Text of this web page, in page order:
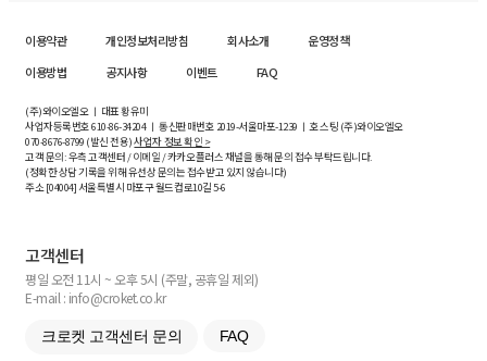
이용약관 개인정보처리방침 회사소개
운영정책
이용방법
공지사항 이벤트 FAQ
(주)와이오엘오 ㅣ 대표 황유미
사업자등록번호610-86-34204ㅣ 통신판매번호 2019-서울마포-1239 ㅣ 호스팅 (주)와이오엘오
070-8676-8799 (발신 전용)사업자 정보 확인 >
고객 문의: 우측 고객센터 / 이메일 / 카카오플러스 채널을 통해 문의 접수 부탁드립니다.
(정확한 상담 기록을 위해 유선상 문의는 접수받고 있지 않습니다)
주소 [04004] 서울특별시 마포구 월드컵로10길5-6
고객센터
평일 오전 11시 ~ 오후 5시 (주말, 공휴일 제외)
E-mail : info@croket.co.kr
크로켓 고객센터 문의 FAQ